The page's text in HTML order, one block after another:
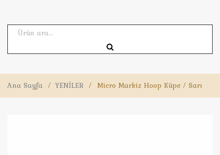
Ana Sayfa / YENİLER / Micro Markiz Hoop Küpe / Sarı